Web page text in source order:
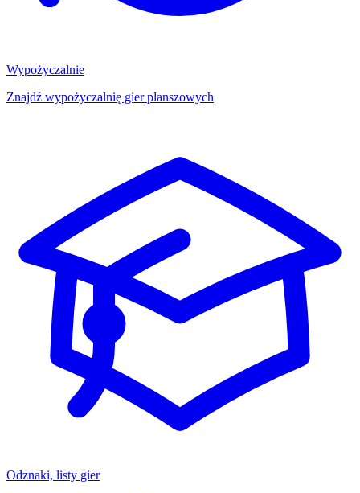
Wypożyczalnie
Znajdź wypożyczalnię gier planszowych
Odznaki, listy gier